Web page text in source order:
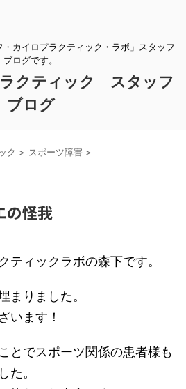
カイロプラクティック・ラボ」スタッフ
ブログです。
クティック スタッフ
ブログ
ク > スポーツ障害 >
の怪我
ティックラボの森下です。
まりました。
います！
とでスポーツ関係の患者様も
た。